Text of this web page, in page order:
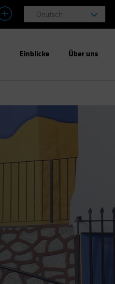
Deutsch
Einblicke Über uns